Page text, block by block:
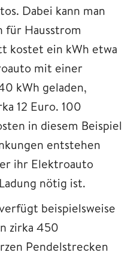
Dabei kann man
für Hausstrom
kostet ein kWh etwa
mit einer
kWh geladen,
12 Euro. 100
in diesem Beispiel
entstehen
ihr Elektroauto
nötig ist.
beispielsweise
zirka 450
Pendelstrecken